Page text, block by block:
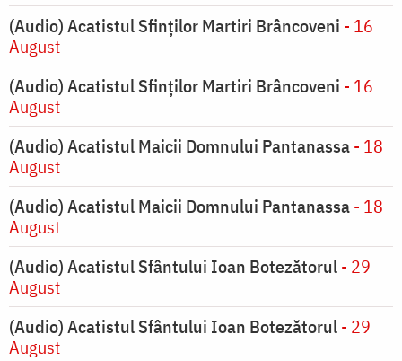
(Audio) Acatistul Sfinților Martiri Brâncoveni - 16
August
(Audio) Acatistul Sfinților Martiri Brâncoveni - 16
August
(Audio) Acatistul Maicii Domnului Pantanassa- 18
August
(Audio) Acatistul Maicii Domnului Pantanassa- 18
August
(Audio) Acatistul Sfântului Ioan Botezătorul- 29
August
(Audio) Acatistul Sfântului Ioan Botezătorul- 29
August